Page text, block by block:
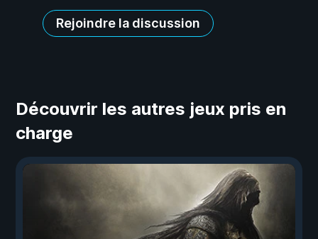
Rejoindre la discussion
Découvrir les autres jeux pris en
charge